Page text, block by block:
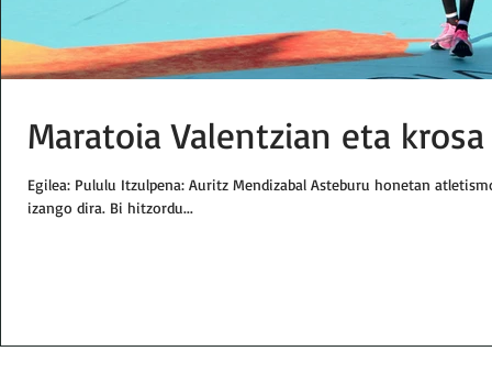
Maratoia Valentzian eta
Egilea: Pululu Itzulpena: Auritz Mendizabal Asteburu honetan
izango dira. Bi hitzordu...